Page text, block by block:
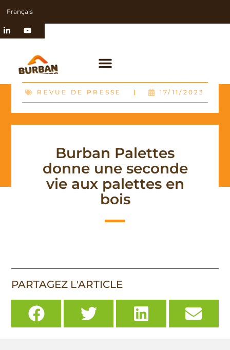
Français
REVUE DE PRESSE 17/11/2023
Burban Palettes
donne une seconde
vie aux palettes en
bois
PARTAGEZ L'ARTICLE